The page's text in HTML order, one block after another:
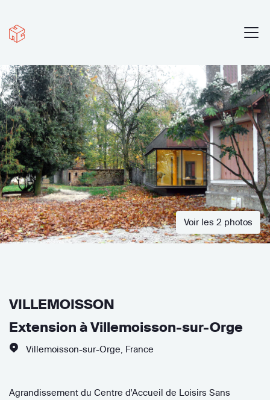
Voir les 2 photos
VILLEMOISSON
Extension à Villemoisson-sur-Orge
Villemoisson-sur-Orge France
Agrandissement du Centre d'Accueil de Loisirs Sans